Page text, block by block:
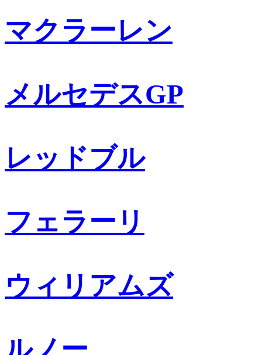
マクラーレン
メルセデスGP
レッドブル
フェラーリ
ウィリアムズ